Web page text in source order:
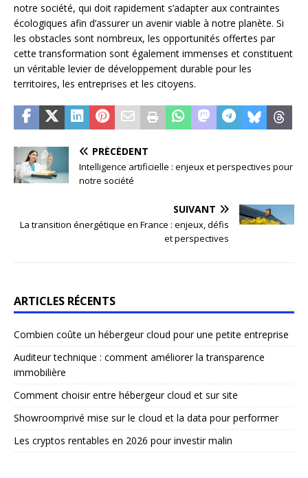
notre société, qui doit rapidement s’adapter aux contraintes
écologiques afin d’assurer un avenir viable à notre planète. Si
les obstacles sont nombreux, les opportunités offertes par
cette transformation sont également immenses et constituent
un véritable levier de développement durable pour les
territoires, les entreprises et les citoyens.
PRÉCÉDENT
Intelligence artificielle : enjeux et perspectives pour
notre société
SUIVANT
La transition énergétique en France : enjeux, défis
et perspectives
ARTICLES RÉCENTS
Combien coûte un hébergeur cloud pour une petite entreprise
Auditeur technique : comment améliorer la transparence
immobilière
Comment choisir entre hébergeur cloud et sur site
Showroomprivé mise sur le cloud et la data pour performer
Les cryptos rentables en 2026 pour investir malin